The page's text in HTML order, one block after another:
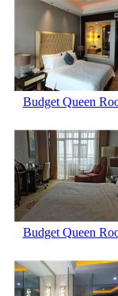
Budget Queen
Budget Queen